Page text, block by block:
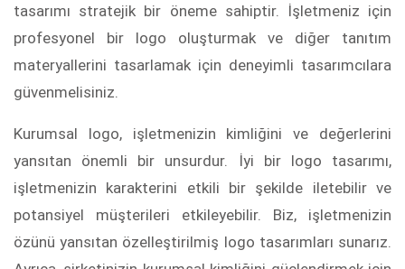
tasarımı stratejik bir öneme sahiptir. İşletmeniz için
profesyonel bir logo oluşturmak ve diğer tanıtım
materyallerini tasarlamak için deneyimli tasarımcılara
güvenmelisiniz.
Kurumsal logo, işletmenizin kimliğini ve değerlerini
yansıtan önemli bir unsurdur. İyi bir logo tasarımı,
işletmenizin karakterini etkili bir şekilde iletebilir ve
potansiyel müşterileri etkileyebilir. Biz, işletmenizin
özünü yansıtan özelleştirilmiş logo tasarımları sunarız.